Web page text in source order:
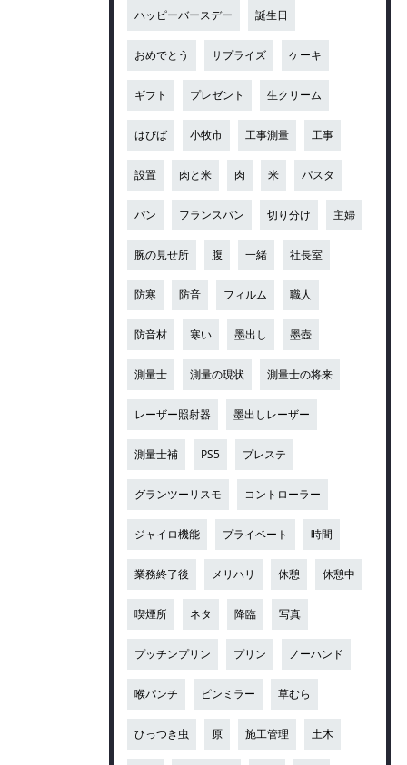
ハッピーバースデー 誕生日
おめでとう サプライズ ケーキ
ギフト プレゼント 生クリーム
はぴば 小牧市 工事測量 工事
設置 肉と米 肉 米 パスタ
パン フランスパン 切り分け 主婦
腕の見せ所 腹 一緒 社長室
防寒 防音 フィルム 職人
防音材 寒い 墨出し 墨壺
測量士 測量の現状 測量士の将来
レーザー照射器 墨出しレーザー
測量士補 PS5 プレステ
グランツーリスモ コントローラー
ジャイロ機能 プライベート 時間
業務終了後 メリハリ 休憩 休憩中
喫煙所 ネタ 降臨 写真
プッチンプリン プリン ノーハンド
喉パンチ ピンミラー 草むら
ひっつき虫 原 施工管理 土木